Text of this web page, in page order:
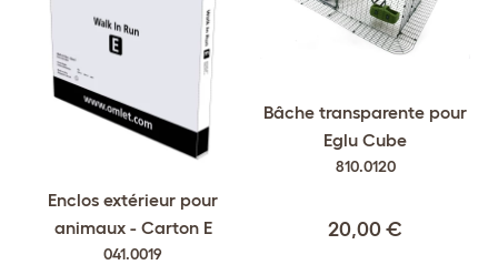
Enclos extérieur pour
animaux - Carton E
041.0019
Bâche transparente pour
Eglu Cube
810.0120
20,00 €